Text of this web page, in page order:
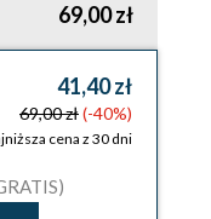
69,00 zł
41,40 zł
69,00 zł(-40%)
cena z 30 dni
» dobierz ebook GRATIS)